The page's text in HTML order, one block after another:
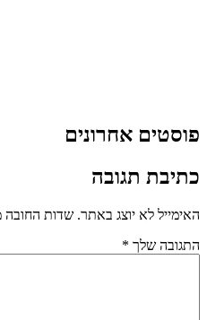
פוסטים אחרונים
כתיבת תגובה
האימייל לא יוצג באתר. שדות החובה
התגובה שלך *